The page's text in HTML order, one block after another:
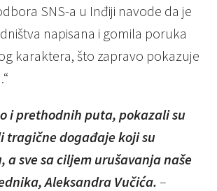
SNS-a u Inđiji navode da je
napisana i gomila poruka
karaktera, što zapravo pokazuje
iprethodnih puta, pokazalisu
tragičnedogađajekojisu
, asvesaciljem urušavanjanaše
,Aleksandra Vučića. –